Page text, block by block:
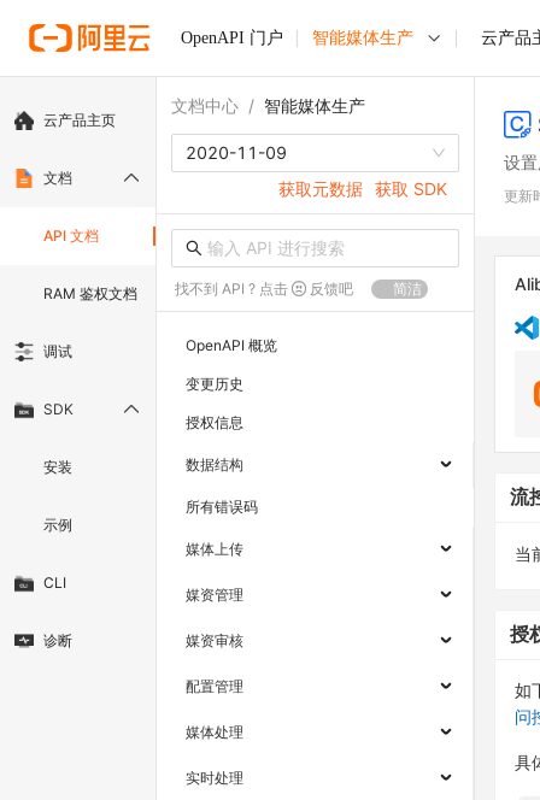
OpenAPI 门户 智能媒体生产 云产品
云产品主页
文档
API 文档
RAM 鉴权文档
调试
SDK
安装
示例
CLI
诊断
文档中心 / 智能媒体生产
2020-11-09
获取元数据 获取 SDK
找不到 API ? 点击 反馈吧 简洁
OpenAPI 概览
变更历史
授权信息
数据结构
所有错误码
媒体上传
媒资管理
媒资审核
配置管理
媒体处理
实时处理
设
更新
流
当
授
如
问
具